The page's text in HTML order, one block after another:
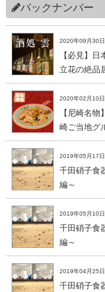
バックナンバー
2020年09月30日
【必見】
立花の絶品
2020年02月10日
【尼崎名
崎ご当地グ
2019年05月17日
千田硝子食
編～
2019年05月10日
千田硝子食
編～
2019年04月25日
千田硝子食